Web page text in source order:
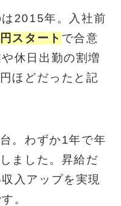
2015年。入社前
スタート で合意
休日出勤の割増
ほどだったと記
。わずか1年で年
しました。昇給だ
入アップを実現
。